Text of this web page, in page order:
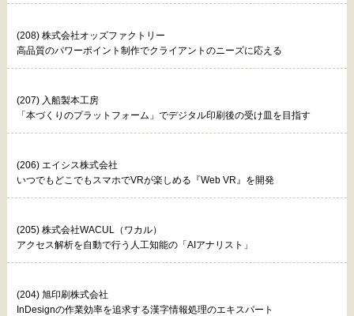
(208) 株式会社オッズファクトリー
高品質のパワーポイント制作でクライアントのニーズに応える
(207) 入船製本工房
「本づくりのプラットフォーム」でデジタル印刷後の受け皿を目指す
(206) エイシス株式会社
いつでもどこでもスマホでVRが楽しめる『Web VR』を開発
(205) 株式会社WACUL（ワカル）
アクセス解析を自動で行う人工知能の「AIアナリスト」
(204) 旭印刷株式会社
InDesignの作業効率を追求する漢字情報処理のエキスパート